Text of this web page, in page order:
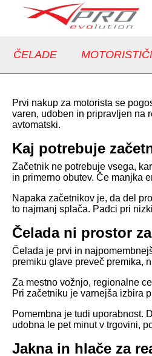
ČELADE
Prvi nakup za motorista se
varen, udoben in pripravljen na
avtomatski.
Kaj potrebuje
Začetnik ne potrebuje vsega,
in primerno obutev. Če manjka
Napaka začetnikov je, da del
to najmanj splača. Padci pri
Čelada ni prostor
Čelada je prvi in
premiku glave preveč premika,
Za mestno vožnjo, regionalne
Pri začetniku je varnejša izbira
Pomembna je tudi uporabnost.
udobna le pet minut v trgovini,
Jakna in hlače za